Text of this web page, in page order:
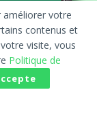
améliorer votre
contenus et
visite, vous
Politique de